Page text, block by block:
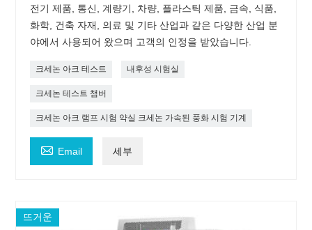
전기 제품, 통신, 계량기, 차량, 플라스틱 제품, 금속, 식품,
화학, 건축 자재, 의료 및 기타 산업과 같은 다양한 산업 분
야에서 사용되어 왔으며 고객의 인정을 받았습니다.
크세논 아크 테스트 내후성 시험실
크세논 테스트 챔버
크세논 아크 램프 시험 약실 크세논 가속된 풍화 시험 기계
 Email 세부
뜨거운